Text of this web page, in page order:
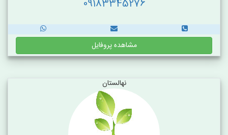
09183345276
مشاهده پروفایل
نهالستان